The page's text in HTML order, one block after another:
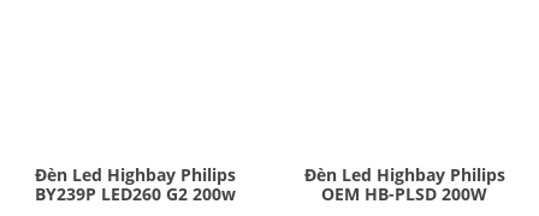
Đèn Led Highbay Philips
BY239P LED260 G2 200w
Đèn Led Highbay Philips
OEM HB-PLSD 200W